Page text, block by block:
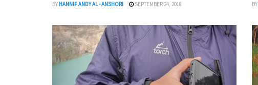
BY HANNIF ANDY AL - ANSHORI SEPTEMBER 24, 2018 BY